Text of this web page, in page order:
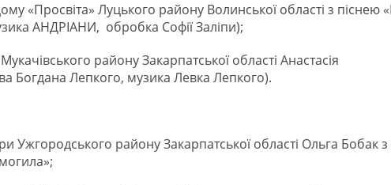
«Просвіта» Луцького району Волинської області з піснею
АНДРІАНИ, обробка Софії Заліпи);
району Закарпатської області Анастасія
Богдана Лепкого, музика Левка Лепкого).
Ужгородського району Закарпатської області Ольга Бобак з